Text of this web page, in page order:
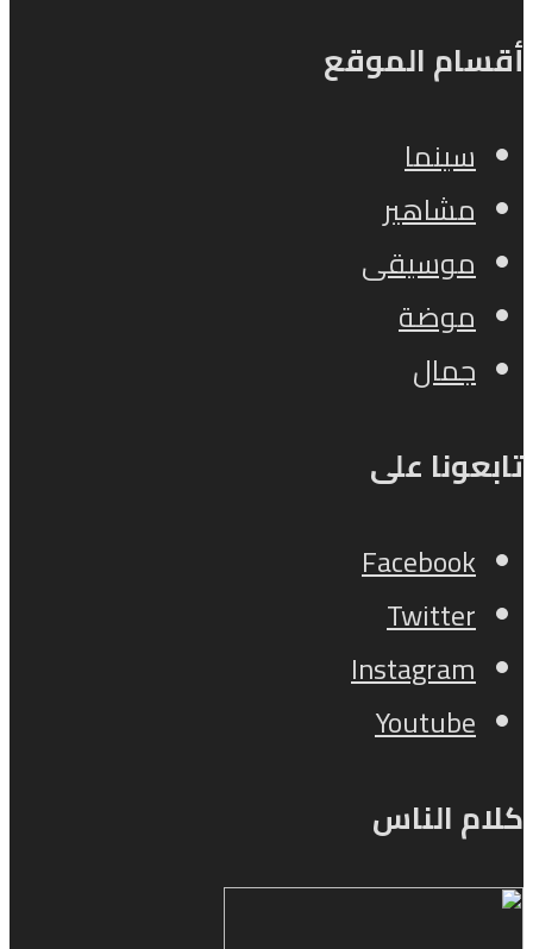
أقسام الموقع
سينما
مشاهير
موسيقى
موضة
جمال
تابعونا على
Facebook
Twitter
Instagram
Youtube
كلام الناس